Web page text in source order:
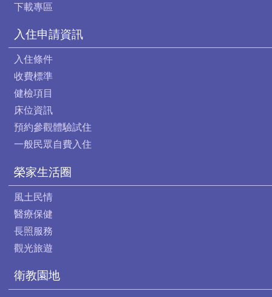
下載專區
入住申請資訊
入住條件
收費標準
健檢項目
床位資訊
預約參觀體驗試住
一般民眾自費入住
榮家生活圈
風土民情
醫療保健
長照服務
觀光旅遊
衛教園地